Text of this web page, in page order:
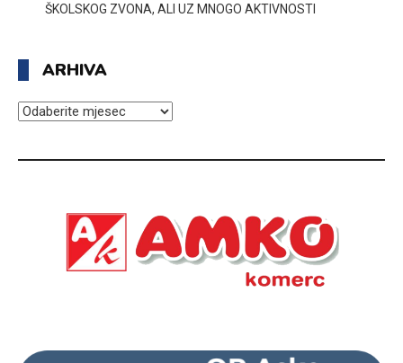
ŠKOLSKOG ZVONA, ALI UZ MNOGO AKTIVNOSTI
ARHIVA
ARHIVA